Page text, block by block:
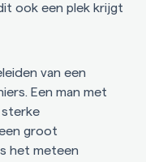
ook een plek krijgt
van een
Een man met
sterke
groot
het meteen